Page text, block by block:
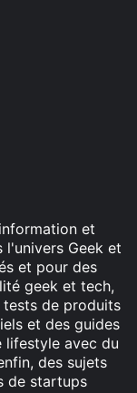
et
l'univers Geek et
et pour des
geek et tech,
tests de produits
et des guides
lifestyle avec du
des sujets
de startups